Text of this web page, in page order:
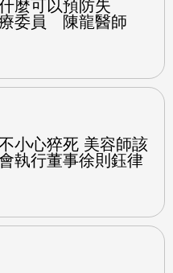
麼可以預防失
委員 陳龍醫師
小心猝死 美容師該
執行董事徐則鈺律